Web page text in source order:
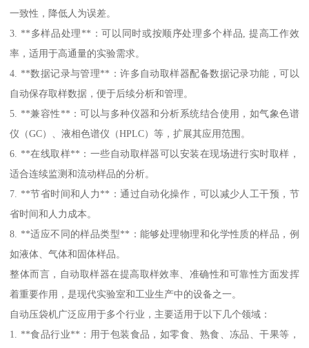
一致性，降低人为误差。
3. **多样品处理**：可以同时或按顺序处理多个样品, 提高工作效
率，适用于高通量的实验需求。
4. **数据记录与管理**：许多自动取样器配备数据记录功能，可以
自动保存取样数据，便于后续分析和管理。
5. **兼容性**：可以与多种仪器和分析系统结合使用，如气象色谱
仪（GC）、液相色谱仪（HPLC）等，扩展其应用范围。
6. **在线取样**：一些自动取样器可以安装在现场进行实时取样，
适合连续监测和流动样品的分析。
7. **节省时间和人力**：通过自动化操作，可以减少人工干预，节
省时间和人力成本。
8. **适应不同的样品类型**：能够处理物理和化学性质的样品，例
如液体、气体和固体样品。
整体而言，自动取样器在提高取样效率、准确性和可靠性方面发挥
着重要作用，是现代实验室和工业生产中的设备之一。
自动压袋机广泛应用于多个行业，主要适用于以下几个领域：
1. **食品行业**：用于包装食品，如零食、熟食、冻品、干果等，